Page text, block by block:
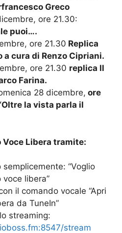
Greco
ore 21.30:
puoi….
ore 21.30 Replica
a cura di Renzo Cipriani.
ore 21.30 replica Il
Farina.
28 dicembre, ore
la vista parla il
Voce Libera tramite:
“Voglio
libera”
il comando vocale “Apri
da TuneIn”
streaming:
stream